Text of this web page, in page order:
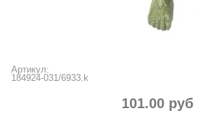
Артикул:
184924-031/6933.k
101.00 руб